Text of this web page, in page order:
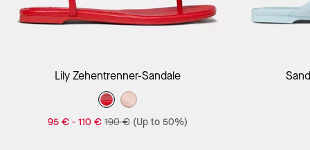
In Den Warenkorb
Lily Zehentrenner-Sandale
95 € -110 € 190 € (Up to 50%)